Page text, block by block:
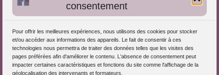
consentement
Pour offrir les meilleures expériences, nous utilisons des cookies pour stocker
et/ou accéder aux informations des appareils. Le fait de consentir à ces
technologies nous permettra de traiter des données telles que les visites des
pages préférées afin d'améliorer le contenu. L'absence de consentement peut
impacter certaines caractéristiques et fonctions du site comme l'affichage de la
géolocalisation des intervenants et formateurs.
S'inscrire dans l'Annuaire
Publiez vos formations
Charte déontologique